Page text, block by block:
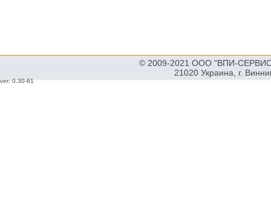
© 2009-2021 ООО "ВПИ-
21020 Украина, г.
ver: 0.30-61